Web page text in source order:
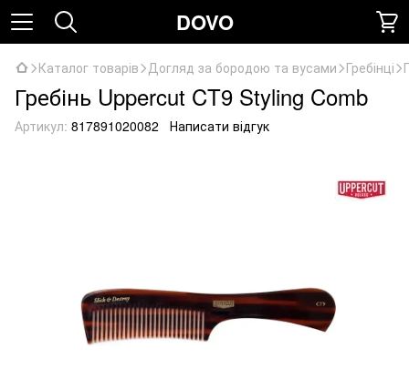
DOVO
Каталог товарів Догляд за бородою та вусами Гребінці
Гребінь Uppercut CT9 Styling Comb
Артикул: 817891020082 Написати відгук